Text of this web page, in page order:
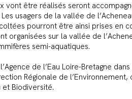
vont être réalisés seront
usagers de la vallée de
pourront être ainsi prises en
organisées sur la vallée de
semi-aquatiques.
de l’Eau Loire-Bretagne
Régionale de
et Biodiversité.